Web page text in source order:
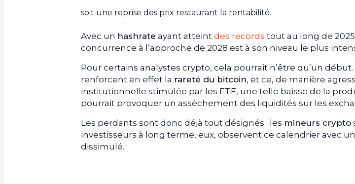
soit une reprise des prix restaurant la rentabilité.
Avec un hashrate ayant atteint des records tout au long de
concurrence à l’approche de 2028 est à son niveau le plus
Pour certains analystes crypto, cela pourrait n’être qu’un
renforcent en effet la rareté du bitcoin, et ce, de manière
institutionnelle stimulée par les ETF, une telle baisse de la
pourrait provoquer un assèchement des liquidités sur les
Les perdants sont donc déjà tout désignés : les mineurs crypto
investisseurs à long terme, eux, observent ce calendrier avec
dissimulé.